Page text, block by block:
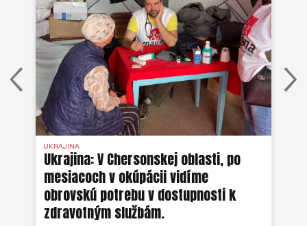
UKRAJINA
Ukrajina: V Chersonskej oblasti, po
mesiacoch v okúpácii vidíme
obrovskú potrebu v dostupnosti k
zdravotným službám.